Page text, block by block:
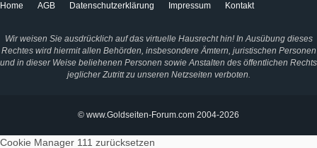
Home AGB Datenschutzerklärung Impressum Kontakt
Wir weisen Sie ausdrücklich auf das virtuelle Hausrecht hin! In Ausübung dieses
Rechtes wird hiermit allen Behörden, insbesondere Ämtern, juristischen Personen
und in dieser Weise beliehenen Personen sowie Anstalten des öffentlichen Rechts
jeglicher Zutritt zu unseren Netzseiten verboten.
© www.Goldseiten-Forum.com 2004-2026
Cookie Manager 111 zurücksetzen